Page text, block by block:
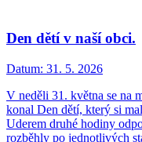
Den dětí v naší obci.
Datum: 31. 5. 2026
V neděli 31. května se na
konal Den dětí, který si
Uderem druhé hodiny
rozběhly po jednotlivých